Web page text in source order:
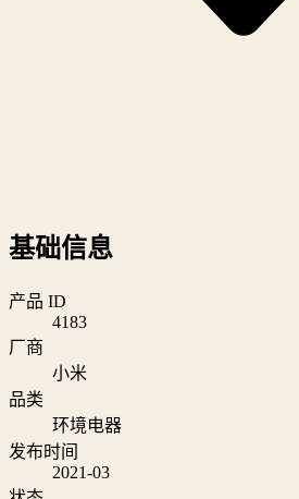
基础信息
产品 ID
4183
厂商
小米
品类
环境电器
发布时间
2021-03